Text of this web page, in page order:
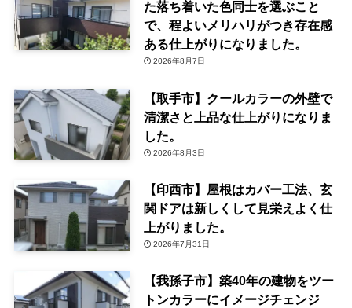
た落ち着いた色同士を選ぶこと
で、程よいメリハリがつき存在感
ある仕上がりになりました。
2026年8月7日
【取手市】クールカラーの外壁で
清潔さと上品な仕上がりになりま
した。
2026年8月3日
【印西市】屋根はカバー工法、玄
関ドアは新しくして見栄えよく仕
上がりました。
2026年7月31日
【我孫子市】築40年の建物をツー
トンカラーにイメージチェンジ